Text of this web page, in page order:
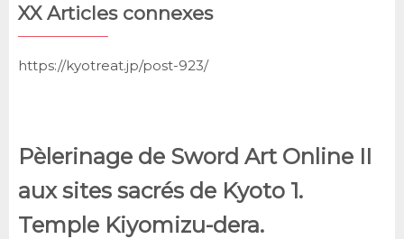
XX Articles connexes
https://kyotreat.jp/post-923/
Pèlerinage de Sword Art Online II
aux sites sacrés de Kyoto 1.
Temple Kiyomizu-dera.